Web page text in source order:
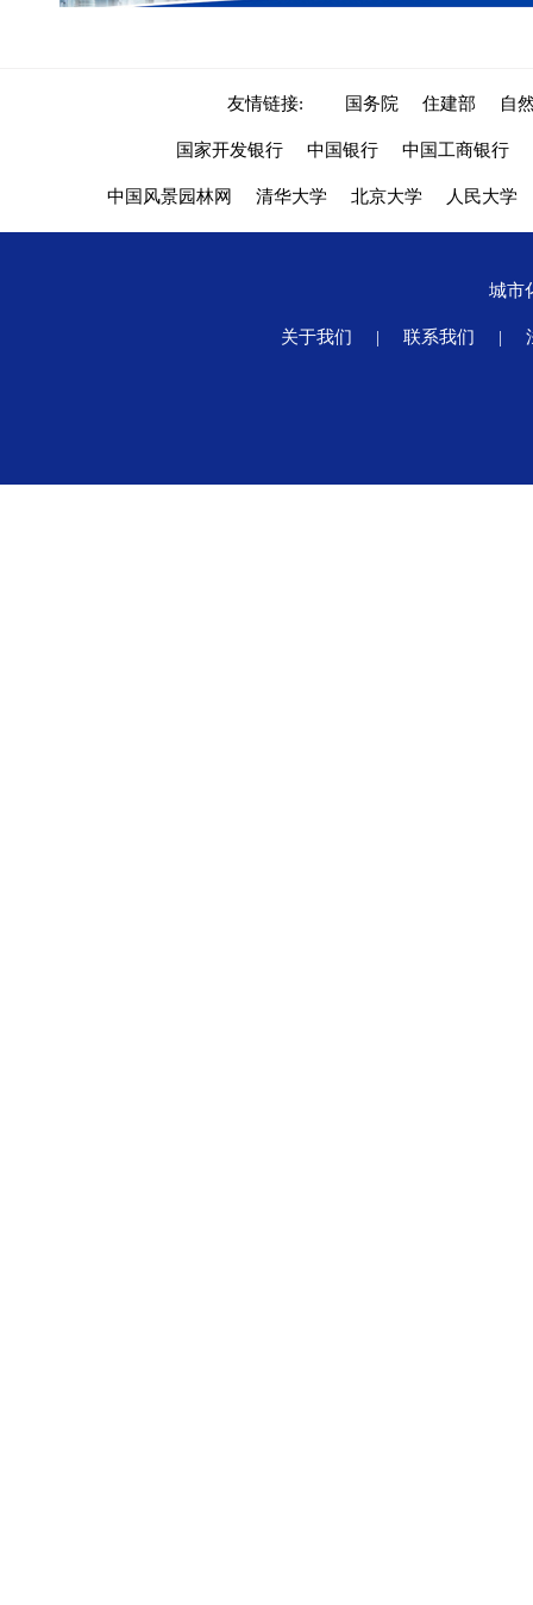
友情链接: 国务院 住建部 自
国家开发银行 中国银行 中国工商银行
中国风景园林网 清华大学 北京大学 人民大学
城市
关于我们 | 联系我们 |